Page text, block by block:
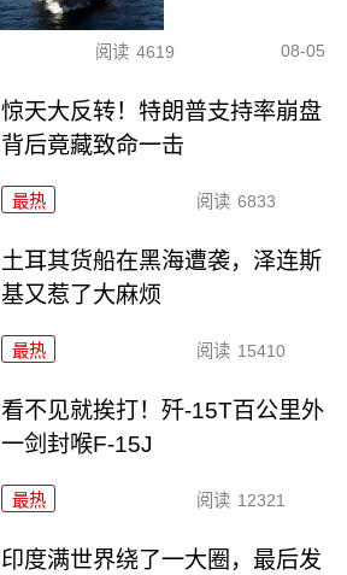
阅读 4619 08-05
惊天大反转！特朗普支持率崩盘
背后竟藏致命一击
最热 阅读 6833
土耳其货船在黑海遭袭，泽连斯
基又惹了大麻烦
最热 阅读 15410
看不见就挨打！歼-15T百公里外
一剑封喉F-15J
最热 阅读 12321
印度满世界绕了一大圈，最后发